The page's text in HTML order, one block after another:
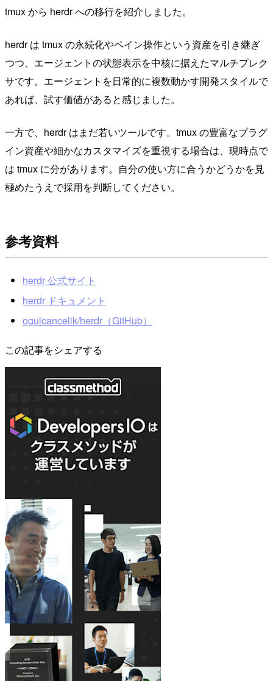
tmux から herdr への移行を紹介しました。
herdr は tmux の永続化やペイン操作という資産を引き継ぎ
つつ、エージェントの状態表示を中核に据えたマルチプレク
サです。エージェントを日常的に複数動かす開発スタイルで
あれば、試す価値があると感じました。
一方で、herdr はまだ若いツールです。tmux の豊富なプラグ
イン資産や細かなカスタマイズを重視する場合は、現時点で
は tmux に分があります。自分の使い方に合うかどうかを見
極めたうえで採用を判断してください。
参考資料
herdr 公式サイト
herdr ドキュメント
ogulcancelik/herdr（GitHub）
この記事をシェアする